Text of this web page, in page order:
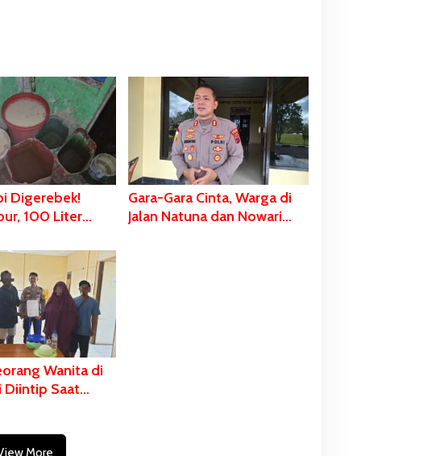
Digerebek!
100 Liter
Gara-Gara Cinta, Warga di
Jalan Natuna dan Nowari
Wanita di
Diintip Saat
More